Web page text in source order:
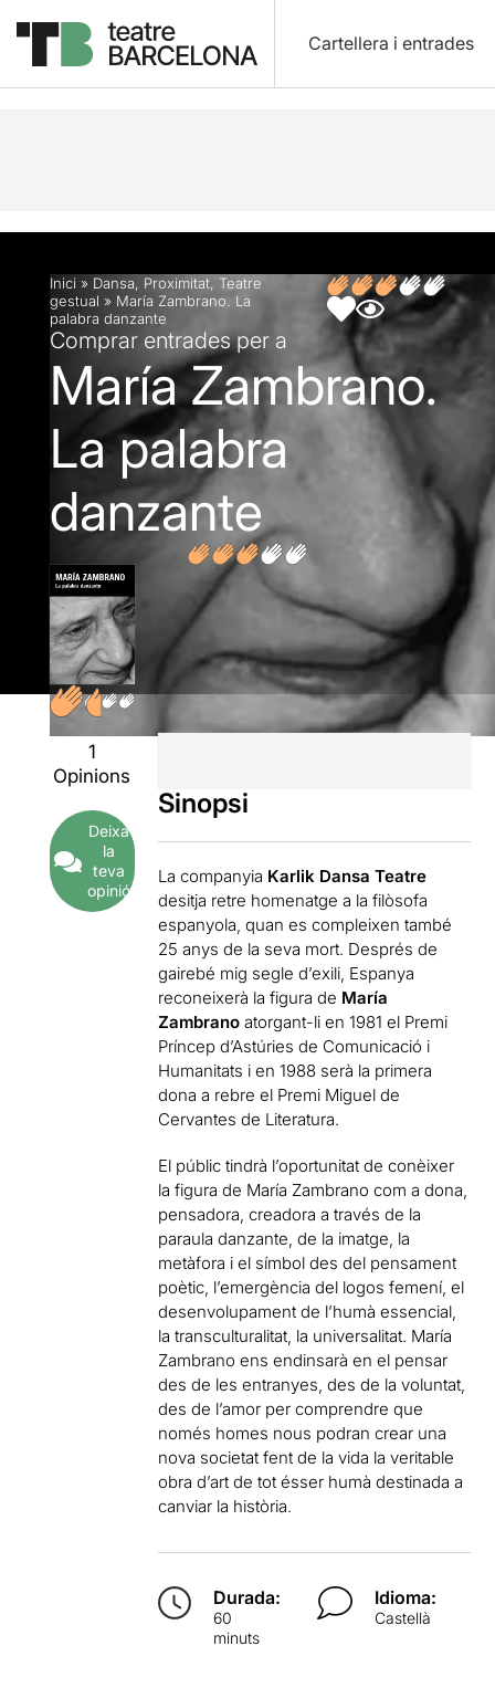
Cartellera i entrades
Descripció Fitxa artística Opinions
Inici » Dansa, Proximitat, Teatre
gestual » María Zambrano. La
palabra danzante
Comprar entrades per a
María Zambrano.
La palabra
danzante
1
Opinions
Deixa
la
teva
opinió
Sinopsi
La companyia Karlik Dansa Teatre
desitja retre homenatge a la filòsofa
espanyola, quan es compleixen també
25 anys de la seva mort. Després de
gairebé mig segle d’exili, Espanya
reconeixerà la figura de María
Zambrano atorgant-li en 1981 el Premi
Príncep d’Astúries de Comunicació i
Humanitats i en 1988 serà la primera
dona a rebre el Premi Miguel de
Cervantes de Literatura.
El públic tindrà l’oportunitat de conèixer
la figura de María Zambrano com a dona,
pensadora, creadora a través de la
paraula danzante, de la imatge, la
metàfora i el símbol des del pensament
poètic, l’emergència del logos femení, el
desenvolupament de l’humà essencial,
la transculturalitat, la universalitat. María
Zambrano ens endinsarà en el pensar
des de les entranyes, des de la voluntat,
des de l’amor per comprendre que
només homes nous podran crear una
nova societat fent de la vida la veritable
obra d’art de tot ésser humà destinada a
canviar la història.
Durada:
60
minuts
Idioma:
Castellà